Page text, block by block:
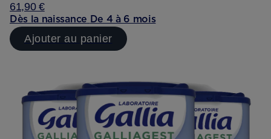
61,90 €
Dès la naissance De 4 à 6 mois
Ajouter au panier